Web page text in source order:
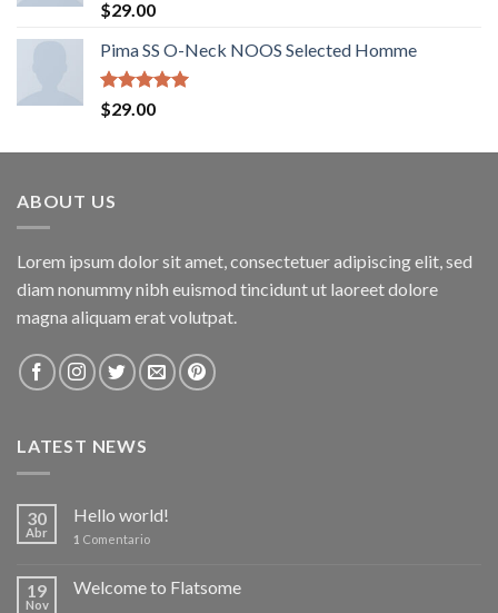
Valorado
con
de 5
$29.00
Pima SS O-Neck NOOS Selected Homme
Valorado
con
$29.00
ABOUT US
Lorem ipsum dolor sit amet, consectetuer adipiscing elit, sed
diam nonummy nibh euismod tincidunt ut laoreet dolore
magna aliquam erat volutpat.
LATEST NEWS
30
Abr
Hello world!
1 Comentario
19
Nov
Welcome to Flatsome